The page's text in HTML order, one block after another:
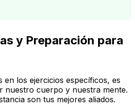
y Preparación para
en los ejercicios específicos, es
nuestro cuerpo y nuestra mente.
son tus mejores aliados.